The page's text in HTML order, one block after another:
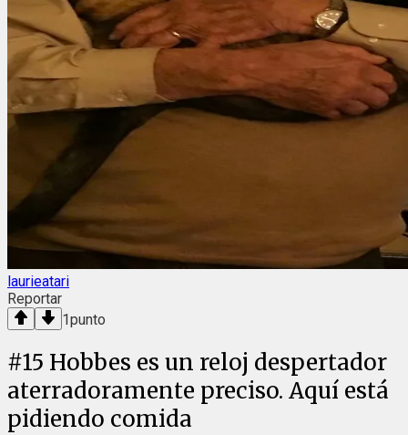
laurieatari
Reportar
1punto
#15 Hobbes es un reloj despertador
aterradoramente preciso. Aquí está
pidiendo comida